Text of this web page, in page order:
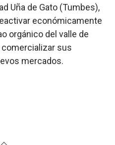
Uña de Gato (Tumbes),
económicamente
orgánico del valle de
sus
mercados.